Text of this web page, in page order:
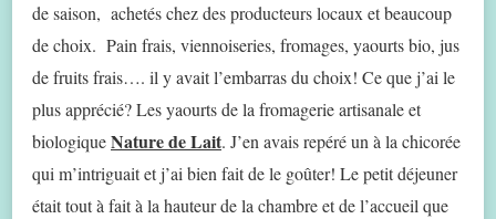
de saison, achetés chez des producteurs locaux et beaucoup
de choix. Pain frais, viennoiseries, fromages, yaourts bio, jus
de fruits frais…. il y avait l’embarras du choix! Ce que j’ai le
plus apprécié? Les yaourts de la fromagerie artisanale et
biologiqueNature de Lait. J’en avais repéré un à la chicorée
qui m’intriguait et j’ai bien fait de le goûter! Le petit déjeuner
était tout à fait à la hauteur de la chambre et de l’accueil que